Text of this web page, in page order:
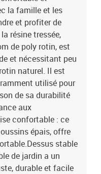
de poudre, bois
: 55 x 55 x 37 cm
de la couverture
du coussin de
du coussin de dossier :
siège : 55 x 55 x 3 cm (l x
: 55 x 45 x 13 cm (L x l x
x canapé avec
de centre7 x coussin de
amovible et lavable
la famille et les
et profiter de
résine tressée,
de poly rotin, est
et nécessitant peu
naturel. Il est
utilisé pour
de sa durabilité
aux
confortable : ce
épais, offre
stable
de jardin a un
durable et facile